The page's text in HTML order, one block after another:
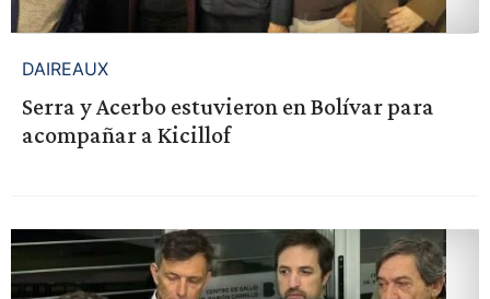
DAIREAUX
Serra y Acerbo estuvieron en Bolívar para
acompañar a Kicillof